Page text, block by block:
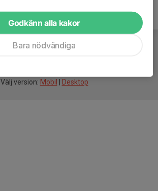
Välj version: Mobil Desktop
Godkänn alla kakor
Bara nödvändiga